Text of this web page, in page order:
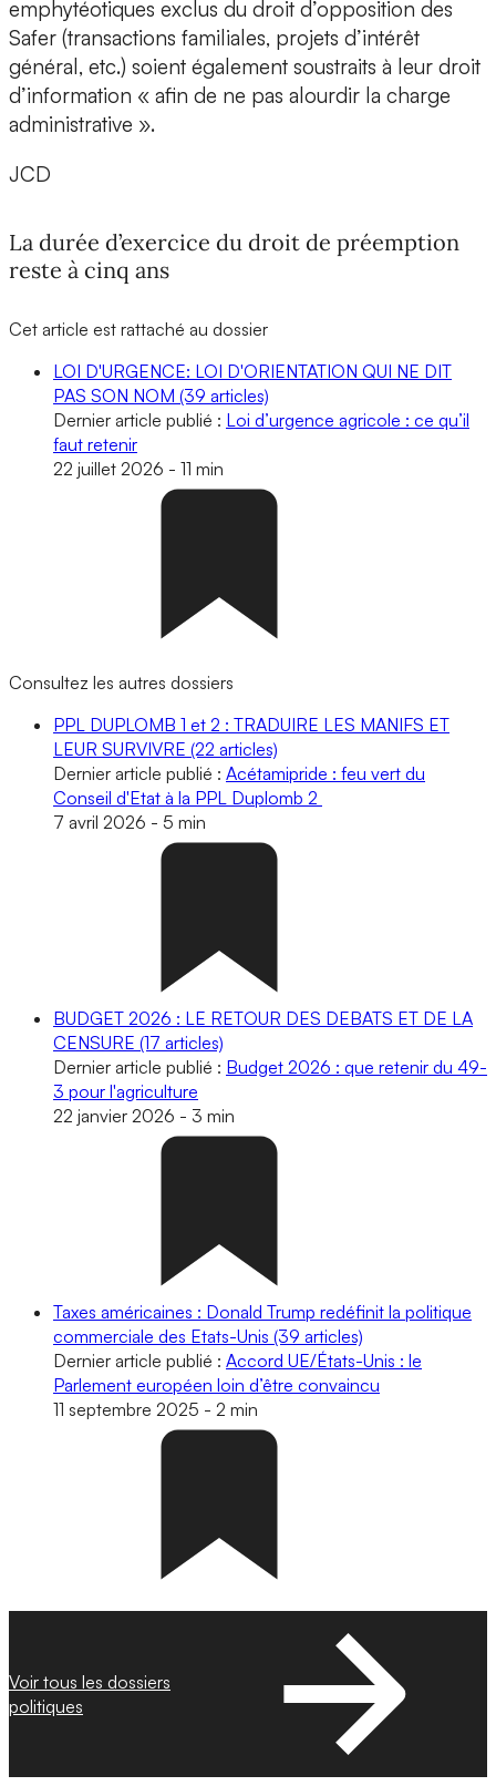
emphytéotiques exclus du droit d’opposition des
Safer (transactions familiales, projets d’intérêt
général, etc.) soient également soustraits à leur droit
d’information « afin de ne pas alourdir la charge
administrative ».
JCD
La durée d’exercice du droit de préemption
reste à cinq ans
Cet article est rattaché au dossier
LOI D'URGENCE: LOI D'ORIENTATION QUI NE DIT
PAS SON NOM (39 articles)
Dernier article publié : Loi d’urgence agricole : ce qu’il
faut retenir
22 juillet 2026 - 11 min
Consultez les autres dossiers
PPL DUPLOMB 1 et 2 : TRADUIRE LES MANIFS ET
LEUR SURVIVRE (22 articles)
Dernier article publié : Acétamipride : feu vert du
Conseil d'Etat à la PPL Duplomb 2
7 avril 2026 - 5 min
BUDGET 2026 : LE RETOUR DES DEBATS ET DE LA
CENSURE (17 articles)
Dernier article publié : Budget 2026 : que retenir du 49-
3 pour l'agriculture
22 janvier 2026 - 3 min
Taxes américaines : Donald Trump redéfinit la politique
commerciale des Etats-Unis (39 articles)
Dernier article publié : Accord UE/États-Unis : le
Parlement européen loin d’être convaincu
11 septembre 2025 - 2 min
Voir tous les dossiers
politiques